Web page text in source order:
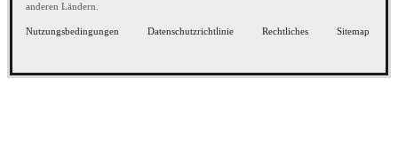
anderen Ländern.
Nutzungsbedingungen Datenschutzrichtlinie Rechtliches Sitemap